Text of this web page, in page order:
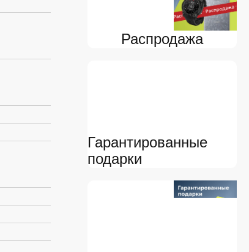
Распродажа
Гарантированные
подарки